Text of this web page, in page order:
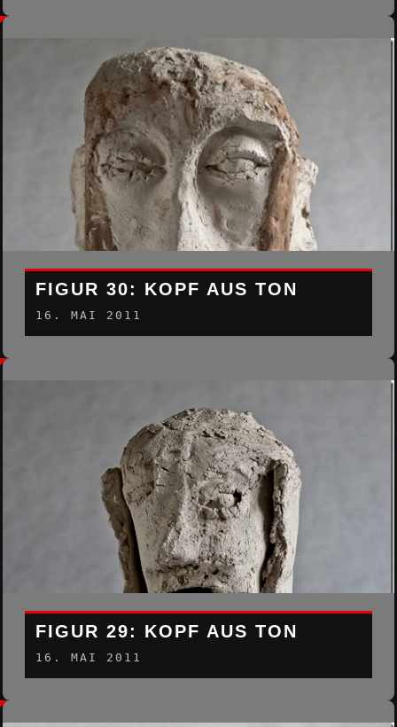
FIGUR 30: KOPF AUS TON
16. MAI 2011
FIGUR 29: KOPF AUS TON
16. MAI 2011